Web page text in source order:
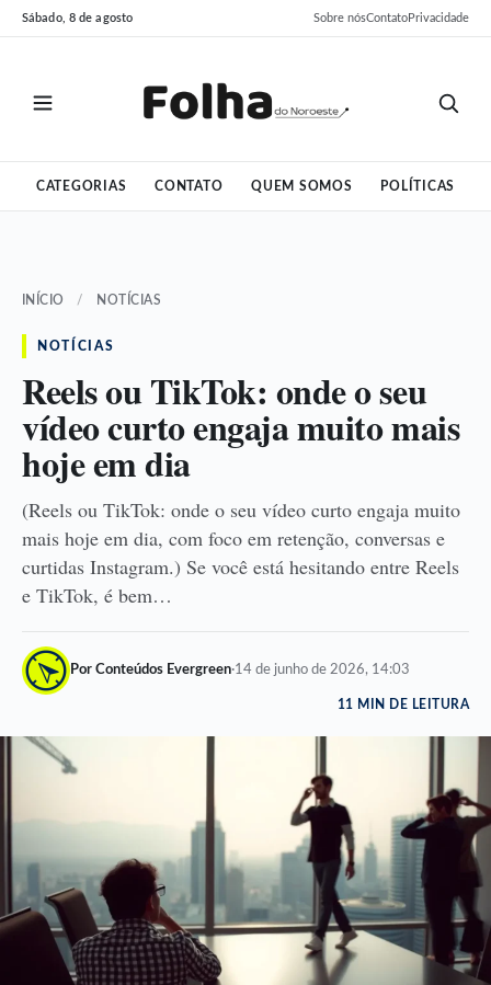
Pular
para
Pular
para
Sábado, 8 de agosto Sobre nósContatoPrivacidade
CATEGORIAS CONTATO QUEM SOMOS POLÍTICAS
INÍCIO / NOTÍCIAS
NOTÍCIAS
Reels ou TikTok: onde o seu
vídeo curto engaja muito mais
hoje em dia
(Reels ou TikTok: onde o seu vídeo curto engaja muito
mais hoje em dia, com foco em retenção, conversas e
curtidas Instagram.) Se você está hesitando entre Reels
e TikTok, é bem…
Por Conteúdos Evergreen·14 de junho de 2026, 14:03
11 MIN DE LEITURA